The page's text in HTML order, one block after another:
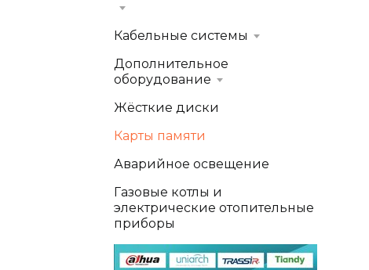
Кабельные системы
Дополнительное
оборудование
Жёсткие диски
Карты памяти
Аварийное освещение
Газовые котлы и
электрические отопительные
приборы